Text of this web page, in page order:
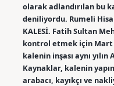
olarak adlandırılan bu
deniliyordu. Rumeli
KALESİ. Fatih Sultan
kontrol etmek için Mart
kalenin inşası aynı
Kaynaklar, kalenin
arabacı, kayıkçı ve